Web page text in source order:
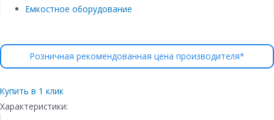
Емкостное оборудование
Розничная рекомендованная цена производителя*
Купить в 1 клик
Характеристики: